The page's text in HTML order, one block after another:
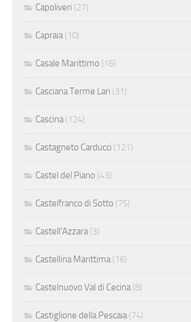
Capoliveri (27)
Capraia(10)
Casale Marittimo (16)
Casciana Terme Lari (31)
Cascina(124)
Castagneto Carducci (121)
Castel del Piano (43)
Castelfranco di Sotto (75)
Castell'Azzara(3)
Castellina Marittima(16)
Castelnuovo Val di Cecina(8)
Castiglione della Pescaia(74)